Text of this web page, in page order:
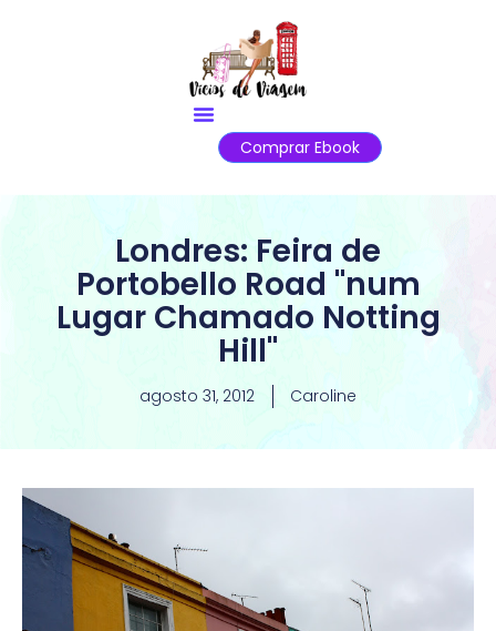
Comprar Ebook
Londres: Feira de
Portobello Road "num
Lugar Chamado Notting
Hill"
agosto 31, 2012 Caroline